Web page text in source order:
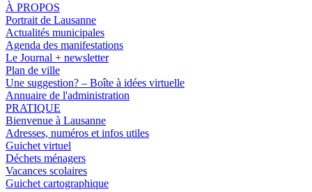
À PROPOS
Portrait de Lausanne
Actualités municipales
Agenda des manifestations
Le Journal + newsletter
Plan de ville
Une suggestion? – Boîte à idées virtuelle
Annuaire de l'administration
PRATIQUE
Bienvenue à Lausanne
Adresses, numéros et infos utiles
Guichet virtuel
Déchets ménagers
Vacances scolaires
Guichet cartographique